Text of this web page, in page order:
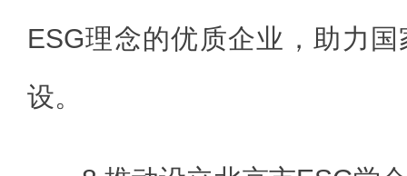
ESG理念的优质企业，助力
设。